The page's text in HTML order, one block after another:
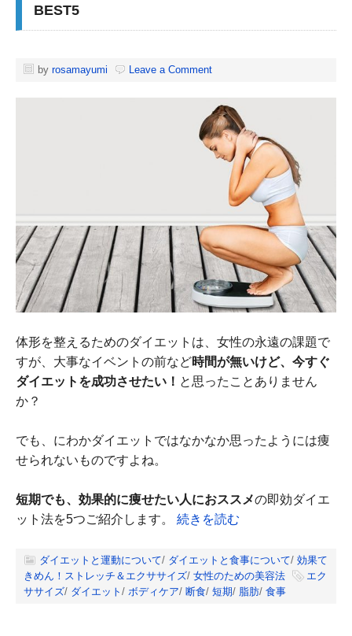
BEST5
by rosamayumi Leave a Comment
体形を整えるためのダイエットは、女性の永遠の課題で
すが、大事なイベントの前など時間が無いけど、今すぐ
ダイエットを成功させたい！ と思ったことありません
か？
でも、にわかダイエットではなかなか思ったようには痩
せられないものですよね。
短期でも、効果的に痩せたい人におススメの即効ダイエ
ット法を5つご紹介します。 続きを読む
ダイエットと運動について/ ダイエットと食事について/ 効果て
きめん！ストレッチ＆エクササイズ/ 女性のための美容法
エク
ササイズ/ ダイエット / ボディケア/ 断食/ 短期/ 脂肪/ 食事